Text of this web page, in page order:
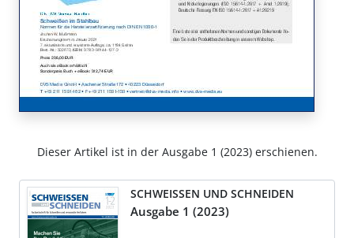
Dieser Artikel ist in der Ausgabe 1 (2023) erschienen.
SCHWEISSEN UND SCHNEIDEN
Ausgabe 1 (2023)